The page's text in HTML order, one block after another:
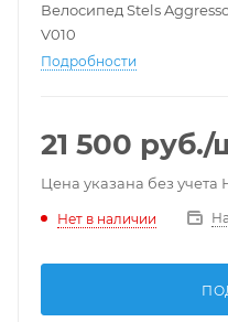
Велосипед Stels
V010
Подробности
21 500 руб./
Цена указана без учета
Нет в наличии